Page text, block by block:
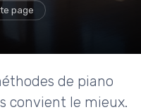
page
de piano
convient le mieux.